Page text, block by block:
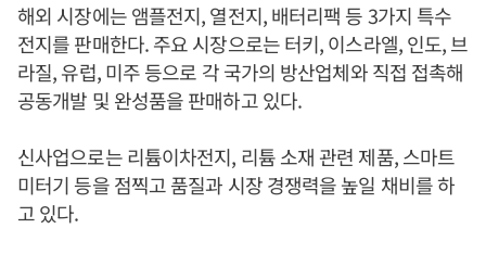
해외 시장에는 앰플전지, 열전지, 배터리팩 등 3가지 특수
전지를 판매한다. 주요 시장으로는 터키, 이스라엘, 인도, 브
라질, 유럽, 미주 등으로 각 국가의 방산업체와 직접 접촉해
공동개발 및 완성품을 판매하고 있다.
신사업으로는 리튬이차전지, 리튬 소재 관련 제품, 스마트
미터기 등을 점찍고 품질과 시장 경쟁력을 높일 채비를 하
고 있다.